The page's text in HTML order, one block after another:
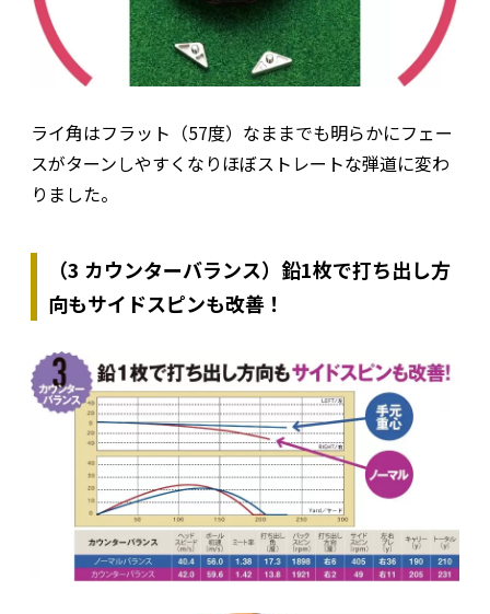
ライ角はフラット（57度）なままでも明らかにフェー
スがターンしやすくなりほぼストレートな弾道に変わ
りました。
（3 カウンターバランス）鉛1枚で打ち出し方
向もサイドスピンも改善！